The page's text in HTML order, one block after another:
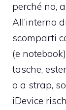
perché no,
All’interno
scomparti
(e
tasche,
o a strap,
iDevice